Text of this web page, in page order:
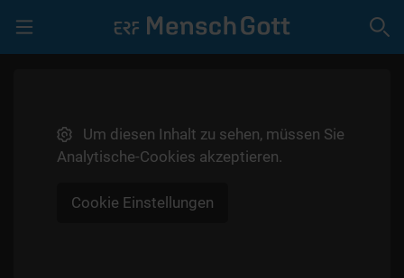
LIVE | GEBETUm diesen Inhalt zu sehen, müssen Sie
Analytische-Cookies akzeptieren.
Cookie Einstellungen